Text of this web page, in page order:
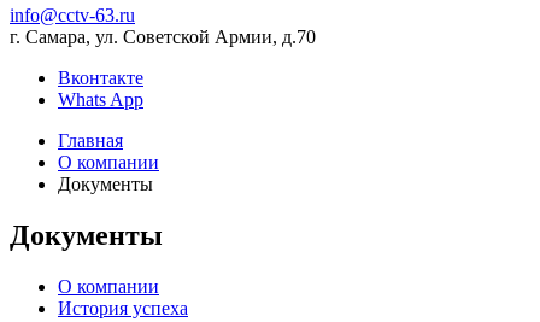
info@cctv-63.ru
г. Самара, ул. Советской Армии, д.70
Вконтакте
Whats App
Главная
О компании
Документы
Документы
О компании
История успеха